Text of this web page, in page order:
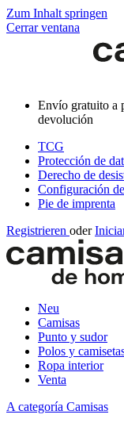
Zum Inhalt springen
Cerrar ventana
Envío gratuito a
devolución
TCG
Protección de
Derecho de
Configuración
Pie de imprenta
Registrieren oder
Neu
Camisas
Punto y sudor
Polos y
Ropa interior
Venta
A categoría Camisas